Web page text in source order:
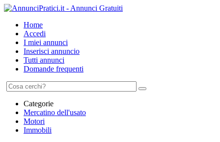
Home
Accedi
I miei annunci
Inserisci annuncio
Tutti annunci
Domande frequenti
Categorie
Mercatino dell'usato
Motori
Immobili